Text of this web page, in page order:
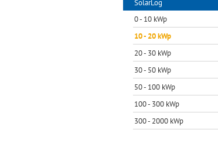
SolarLog
0 - 10 kWp
10 - 20 kWp
20 - 30 kWp
30 - 50 kWp
50 - 100 kWp
100 - 300 kWp
300 - 2000 kWp